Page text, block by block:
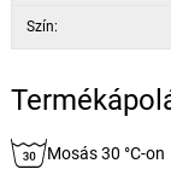
Szín:
Mosás 30 °C-on